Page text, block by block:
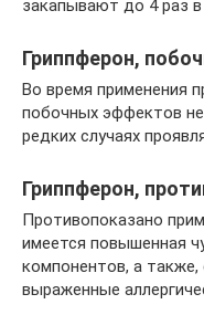
закапывают до 4 раз в
Гриппферон,
Во время применения
побочных эффектов
редких случаях
Гриппферон,
Противопоказано
имеется повышенная
компонентов, а
выраженные